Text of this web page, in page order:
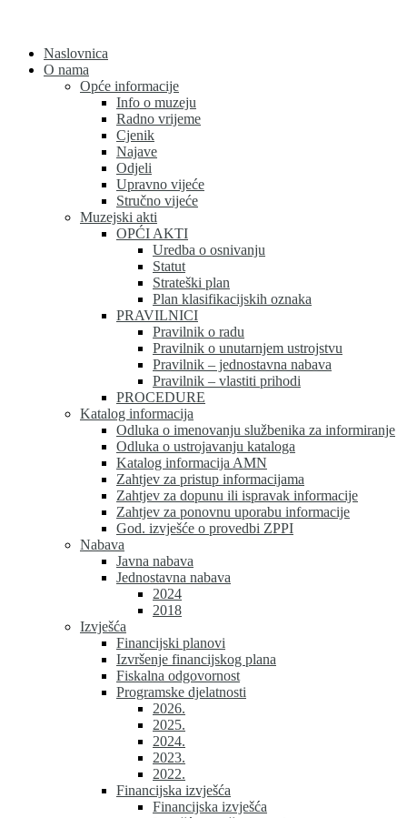
contentNaslovnica
O nama
Opće informacije
Info o muzeju
Radno vrijeme
Cjenik
Najave
Odjeli
Upravno vijeće
Stručno vijeće
Muzejski akti
OPĆI AKTI
Uredba o osnivanju
Statut
Strateški plan
Plan klasifikacijskih oznaka
PRAVILNICI
Pravilnik o radu
Pravilnik o unutarnjem ustrojstvu
Pravilnik – jednostavna nabava
Pravilnik – vlastiti prihodi
PROCEDURE
Katalog informacija
Odluka o imenovanju službenika za informiranje
Odluka o ustrojavanju kataloga
Katalog informacija AMN
Zahtjev za pristup informacijama
Zahtjev za dopunu ili ispravak informacije
Zahtjev za ponovnu uporabu informacije
God. izvješće o provedbi ZPPI
Nabava
Javna nabava
Jednostavna nabava
2024
2018
Izvješća
Financijski planovi
Izvršenje financijskog plana
Fiskalna odgovornost
Programske djelatnosti
2026.
2025.
2024.
2023.
2022.
Financijska izvješća
Financijska izvješća